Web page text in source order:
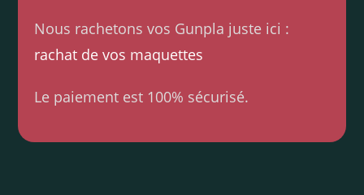
Nous rachetons vos Gunpla juste ici :
rachat de vos maquettes
Le paiement est 100% sécurisé.